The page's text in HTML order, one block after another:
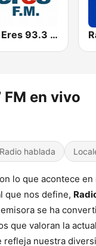
Radio Eres 93.3 FM
FM en vivo
Radio hablada
lo que acontece
que nos define,
se ha
que valoran la
nuestra